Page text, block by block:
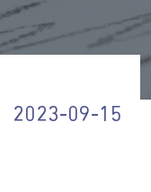
2023-09-15